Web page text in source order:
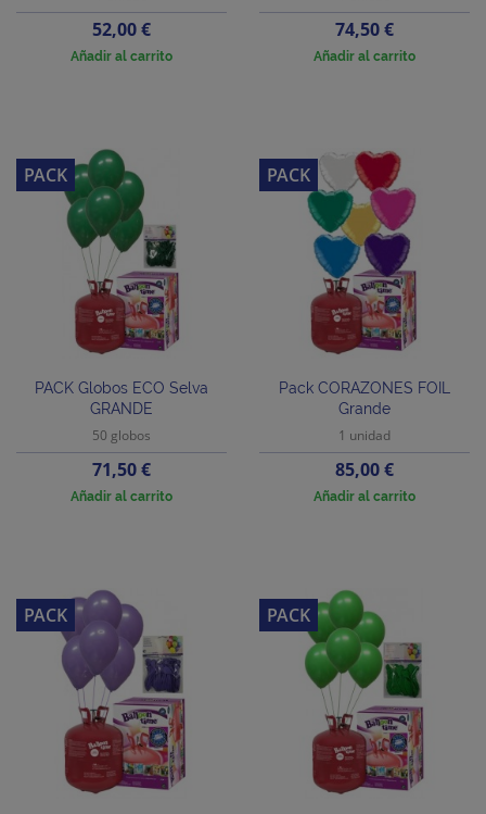
Precio
52,00 €
Añadir al carrito
Precio
74,50 €
Añadir al carrito
PACK Globos ECO Selva
GRANDE
50 globos
Precio
71,50 €
Añadir al carrito
PACK
Pack CORAZONES FOIL
Grande
1 unidad
Precio
85,00 €
Añadir al carrito
PACK
PACK PACK